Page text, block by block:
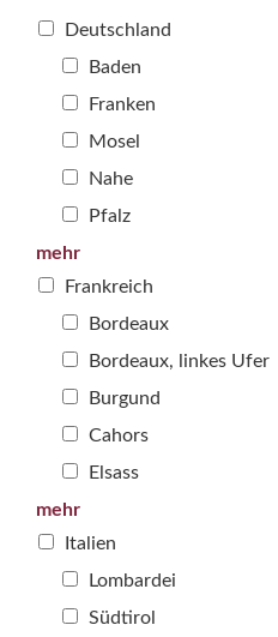
Deutschland
Baden
Franken
Mosel
Nahe
Pfalz
mehr
Frankreich
Bordeaux
Bordeaux, linkes Ufer
Burgund
Cahors
Elsass
mehr
Italien
Lombardei
Südtirol